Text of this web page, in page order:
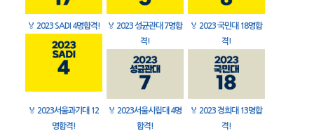
🏅 2023 SADI 4명합격! 🏅 2023 성균관대 7명합
격!
🏅 2023 국민대 18명합
격!
🏅 2023서울과기대 12
명합격!
🏅 2023서울시립대 4명
합격!
🏅 2023 경희대 13명합
격!